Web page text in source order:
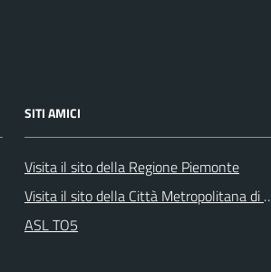
SITI AMICI
Visita il sito della Regione Piemonte
Visita il sito della Città Metropolitana di
ASL TO5